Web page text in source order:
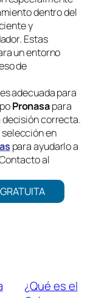
dentro del
y
Estas
un entorno
de
adecuada para
Pronasapara
decisión correcta.
en
para ayudarlo a
al
¿Qué es el